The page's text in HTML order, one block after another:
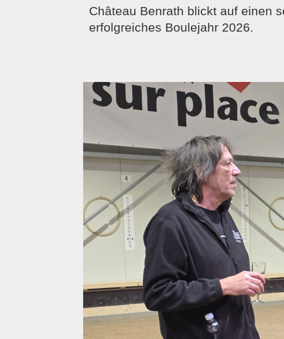
Château Benrath blickt auf einen
erfolgreiches Boulejahr 2026.